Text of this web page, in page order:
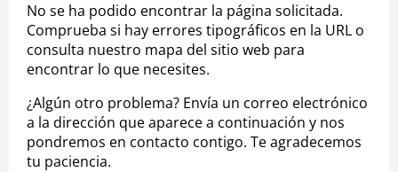
No se ha podido encontrar la página solicitada.
Comprueba si hay errores tipográficos en la URL o
consulta nuestro mapa del sitio web para
encontrar lo que necesites.
¿Algún otro problema? Envía un correo electrónico
a la dirección que aparece a continuación y nos
pondremos en contacto contigo. Te agradecemos
tu paciencia.